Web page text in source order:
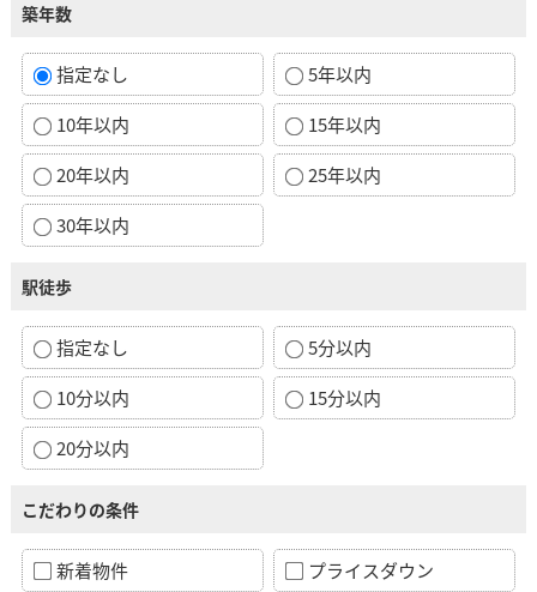
築年数
指定なし
5年以内
10年以内
15年以内
20年以内
25年以内
30年以内
駅徒歩
指定なし
5分以内
10分以内
15分以内
20分以内
こだわりの条件
新着物件
プライスダウン